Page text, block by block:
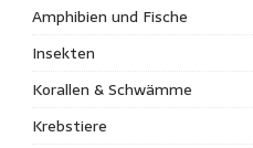
Amphibien und Fische
Insekten
Korallen & Schwämme
Krebstiere